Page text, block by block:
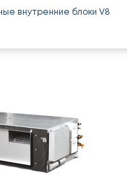
внутренние блоки V8